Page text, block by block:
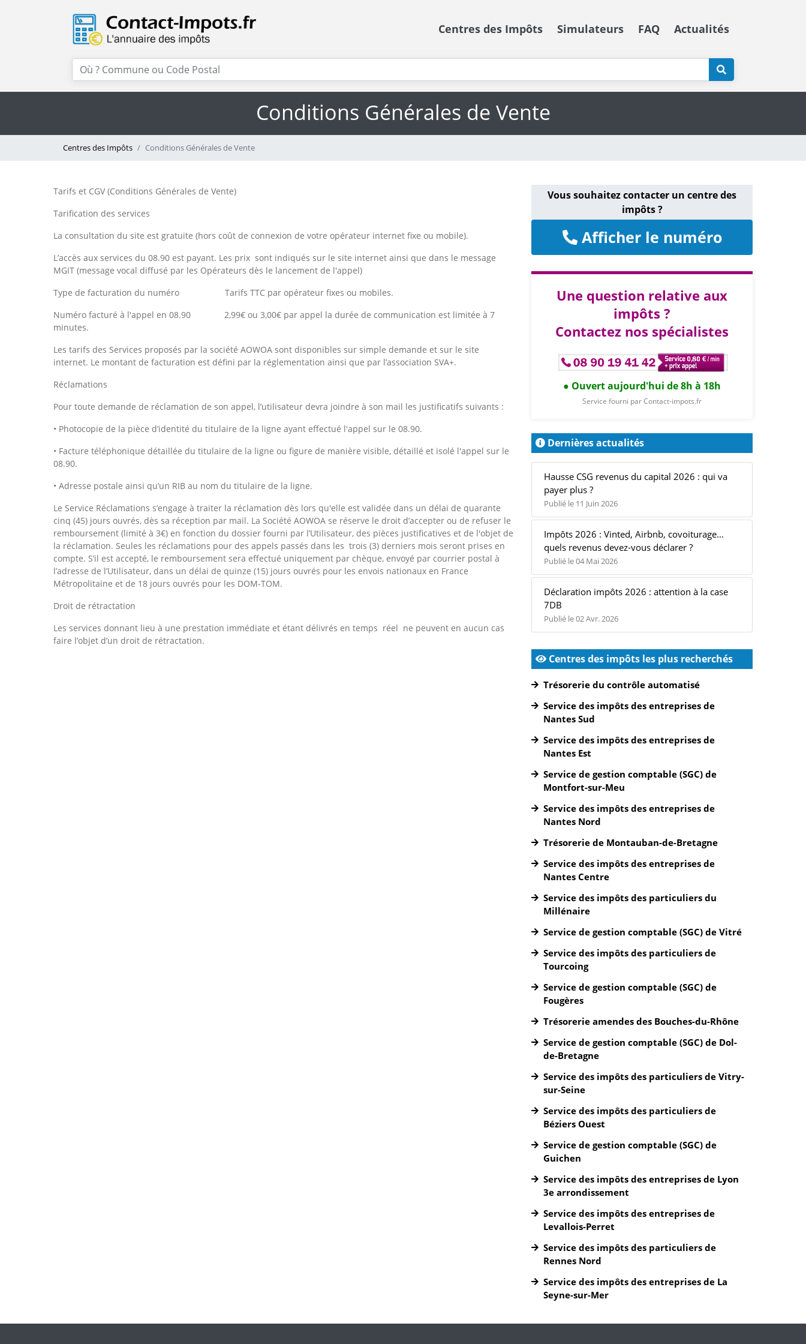
Centres des Impôts Simulateurs FAQ Actualités
Conditions Générales de Vente
Centres des Impôts Conditions Générales de Vente
Tarifs et CGV (Conditions Générales de Vente)
Tarification des services
La consultation du site est gratuite (hors coût de connexion de votre opérateur internet fixe ou mobile).
L’accès aux services du 08.90 est payant. Les prix sont indiqués sur le site internet ainsi que dans le message
MGIT (message vocal diffusé par les Opérateurs dès le lancement de l'appel)
Type de facturation du numéro Tarifs TTC par opérateur fixes ou mobiles.
Numéro facturé à l'appel en 08.90 2,99€ ou 3,00€ par appel la durée de communication est limitée à 7
minutes.
Les tarifs des Services proposés par la société AOWOA sont disponibles sur simple demande et sur le site
internet. Le montant de facturation est défini par la réglementation ainsi que par l’association SVA+.
Réclamations
Pour toute demande de réclamation de son appel, l’utilisateur devra joindre à son mail les justificatifs suivants :
• Photocopie de la pièce d’identité du titulaire de la ligne ayant effectué l'appel sur le 08.90.
• Facture téléphonique détaillée du titulaire de la ligne ou figure de manière visible, détaillé et isolé l'appel sur le
08.90.
• Adresse postale ainsi qu’un RIB au nom du titulaire de la ligne.
Le Service Réclamations s’engage à traiter la réclamation dès lors qu'elle est validée dans un délai de quarante
cinq (45) jours ouvrés, dès sa réception par mail. La Société AOWOA se réserve le droit d’accepter ou de refuser le
remboursement (limité à 3€) en fonction du dossier fourni par l’Utilisateur, des pièces justificatives et de l'objet de
la réclamation. Seules les réclamations pour des appels passés dans les trois (3) derniers mois seront prises en
compte. S’il est accepté, le remboursement sera effectué uniquement par chèque, envoyé par courrier postal à
l’adresse de l’Utilisateur, dans un délai de quinze (15) jours ouvrés pour les envois nationaux en France
Métropolitaine et de 18 jours ouvrés pour les DOM-TOM.
Droit de rétractation
Les services donnant lieu à une prestation immédiate et étant délivrés en temps réel ne peuvent en aucun cas
faire l’objet d’un droit de rétractation.
Vous souhaitez contacter un centre des
impôts ?
Afficher le numéro
Une question relative aux
impôts ?
Contactez nos spécialistes
Ouvert aujourd'hui de 8h à 18h
Service fourni par Contact-impots.fr
Dernières actualités
Hausse CSG revenus du capital 2026 : qui va
payer plus ?
Publié le 11 Juin 2026
Impôts 2026 : Vinted, Airbnb, covoiturage…
quels revenus devez-vous déclarer ?
Publié le 04 Mai 2026
Déclaration impôts 2026 : attention à la case
7DB
Publié le 02 Avr. 2026
Centres des impôts les plus recherchés
Trésorerie du contrôle automatisé
Service des impôts des entreprises de
Nantes Sud
Service des impôts des entreprises de
Nantes Est
Service de gestion comptable (SGC) de
Montfort-sur-Meu
Service des impôts des entreprises de
Nantes Nord
Trésorerie de Montauban-de-Bretagne
Service des impôts des entreprises de
Nantes Centre
Service des impôts des particuliers du
Millénaire
Service de gestion comptable (SGC) de Vitré
Service des impôts des particuliers de
Tourcoing
Service de gestion comptable (SGC) de
Fougères
Trésorerie amendes des Bouches-du-Rhône
Service de gestion comptable (SGC) de Dol-
de-Bretagne
Service des impôts des particuliers de Vitry-
sur-Seine
Service des impôts des particuliers de
Béziers Ouest
Service de gestion comptable (SGC) de
Guichen
Service des impôts des entreprises de Lyon
3e arrondissement
Service des impôts des entreprises de
Levallois-Perret
Service des impôts des particuliers de
Rennes Nord
Service des impôts des entreprises de La
Seyne-sur-Mer